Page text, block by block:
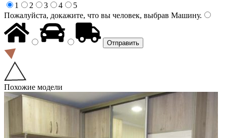
1
2 3 4
5
Пожалуйста, докажите, что вы человек, выбрав Машину.
Похожие модели